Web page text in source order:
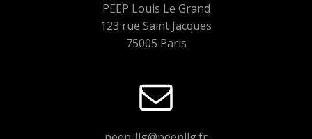
PEEP Louis Le Grand
123 rue Saint Jacques
75005 Paris